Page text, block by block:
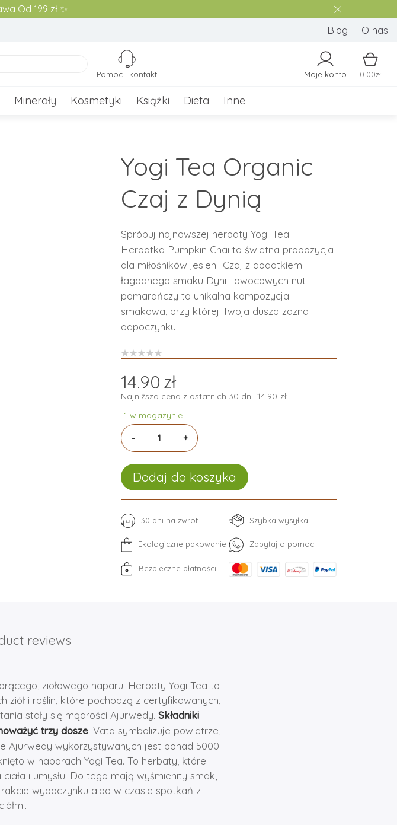
Od 199 zł ✨
Blog O nas
Moje konto 0.00zł
Pomoc i kontakt
Minerały Kosmetyki Książki Dieta Inne
Yogi Tea Organic
Czaj z Dynią
Spróbuj najnowszej herbaty Yogi Tea.
Herbatka Pumpkin Chai to świetna propozycja
dla miłośników jesieni. Czaj z dodatkiem
łagodnego smaku Dyni i owocowych nut
pomarańczy to unikalna kompozycja
smakowa, przy której Twoja dusza zazna
odpoczynku.
14.90 zł
Najniższa cena z ostatnich 30 dni: 14.90 zł
1 w magazynie
Ilość
Dodaj do koszyka
30 dni na zwrot Szybka wysyłka
Ekologiczne pakowanie Zapytaj o pomoc
Bezpieczne płatności
reviews
ziołowego naparu. Herbaty Yogi Tea to
i roślin, które pochodzą z certyfikowanych,
stały się mądrości Ajurwedy. Składniki
trzy dosze. Vata symbolizuje powietrze,
Ajurwedy wykorzystywanych jest ponad 5000
w naparach Yogi Tea. To herbaty, które
i umysłu. Do tego mają wyśmienity smak,
wypoczynku albo w czasie spotkań z